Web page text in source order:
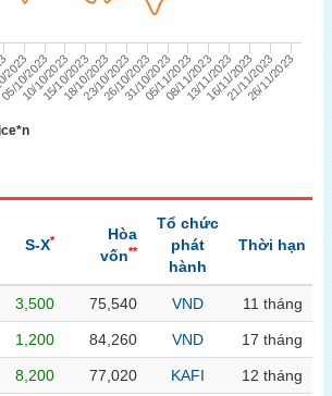
10/2023
10/10/2023
15/10/2023
18/10/2023
23/10/2023
26/10/2023
31/10/2023
05/11/2023
08/11/2023
13/11/2023
16/11/2023
21/11/2023
26/11/2023
S-X*
Hòa
vốn**
Tổ chức
phát
hành
Thời hạn
3,500 75,540 VND 11 tháng
1,200 84,260 VND 17 tháng
8,200 77,020 KAFI 12 tháng
Hợp đồng tương lai Trái phiếu